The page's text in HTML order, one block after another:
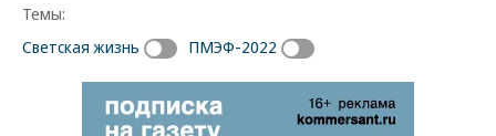
Темы:
Светская жизнь
ПМЭФ-2022